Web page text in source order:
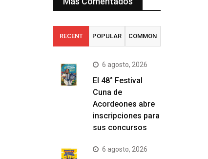
RECENT POPULAR COMMON
6 agosto, 2026
El 48° Festival
Cuna de
Acordeones abre
inscripciones para
sus concursos
6 agosto, 2026